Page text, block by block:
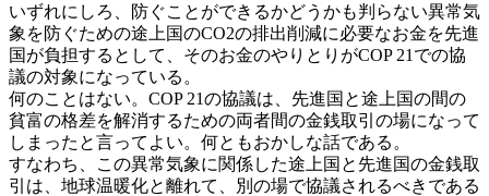
いずれにしろ、防ぐことができるかどうかも判らない異常気
象を防ぐための途上国のCO2の排出削減に必要なお金を先進
国が負担するとして、そのお金のやりとりがCOP 21での協
議の対象になっている。
何のことはない。COP 21の協議は、先進国と途上国の間の
貧富の格差を解消するための両者間の金銭取引の場になって
しまったと言ってよい。何ともおかしな話である。
すなわち、この異常気象に関係した途上国と先進国の金銭取
引は、地球温暖化と離れて、別の場で協議されるべきである